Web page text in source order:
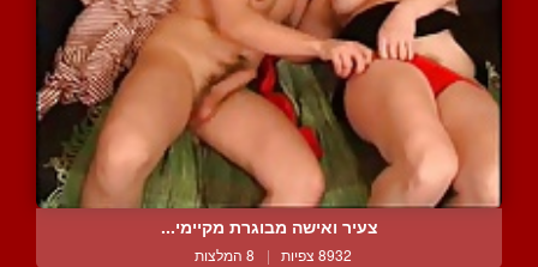
צעיר ואישה מבוגרת מקיימי...
8932 צפיות | 8 המלצות